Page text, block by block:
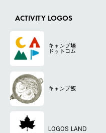
ACTIVITY LOGOS
キャンプ場
ドットコム
キャンプ飯
LOGOS LAND